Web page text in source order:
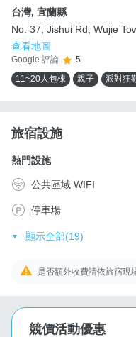
台灣, 宜蘭縣
No. 37, Jishui Rd, Wujie
查看地圖
Google 評論
5
11~20人包棟
親子 派對狂
旅宿設施
熱門設施
公共區域 WIFI
停車場
顯示全部(19)
是否額外收費請依旅宿現
競價活動優惠